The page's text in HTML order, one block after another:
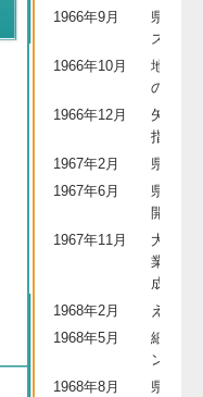
1966年9月
県木に
ス」を
1966年10月
地方空
のジェ
1966年12月
矢岳高
指定
1967年2月
県総合
1967年6月
県立青
開園
1967年11月
大淀川
業とし
成
1968年2月
えびの
1968年5月
細島工
ン公共
1968年8月
県体育